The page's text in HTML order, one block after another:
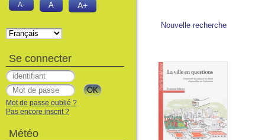
Nouvelle recherche
A- A A+
Se connecter
Mot de passe oublié ?
Pas encore inscrit ?
Météo